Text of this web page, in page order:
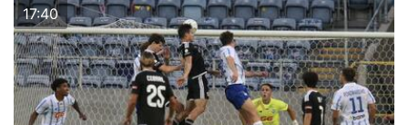
17:40